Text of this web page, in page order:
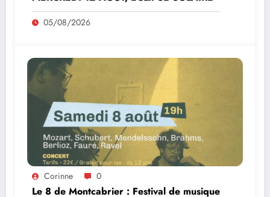
05/08/2026
Corinne 0
Le 8 de Montcabrier : Festival de musique